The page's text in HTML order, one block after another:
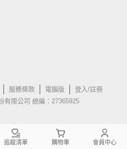
服務條款 電腦版
登入/註冊
有限公司 統編：27365925
追蹤清單 購物車 會員中心